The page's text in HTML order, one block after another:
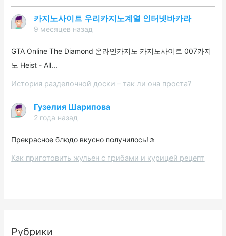
카지노사이트 우리카지노계열 인터넷바카라
9 месяцев назад
GTA Online The Diamond 온라인카지노 카지노사이트 007카지
노 Heist - All...
История разделочной доски – так ли она проста?
Гузелия Шарипова
2 года назад
Прекрасное блюдо вкусно получилось!☺️
Как приготовить жульен с грибами и курицей рецепт
Рубрики